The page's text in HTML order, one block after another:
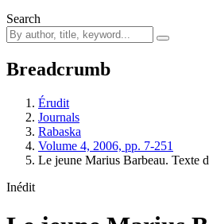
Search
Breadcrumb
Érudit
Journals
Rabaska
Volume 4, 2006, pp. 7-251
Le jeune Marius Barbeau. Texte
Inédit